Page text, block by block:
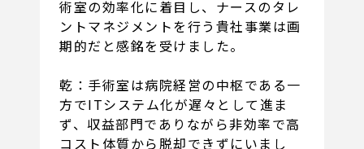
術室の効率化に着目し、ナースのタレ
ントマネジメントを行う貴社事業は画
期的だと感銘を受けました。
乾：手術室は病院経営の中枢である一
方でITシステム化が遅々として進ま
ず、収益部門でありながら非効率で高
コスト体質から脱却できずにいまし